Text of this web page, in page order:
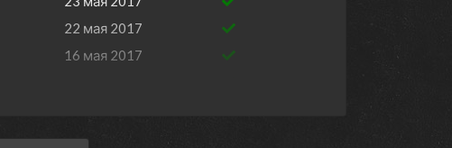
22 мая 2017
16 мая 2017
2 мая 2017